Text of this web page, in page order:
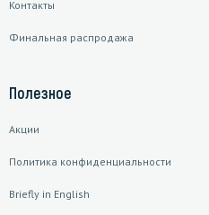
Контакты
Финальная распродажа
Полезное
Акции
Политика конфиденциальности
Briefly in English